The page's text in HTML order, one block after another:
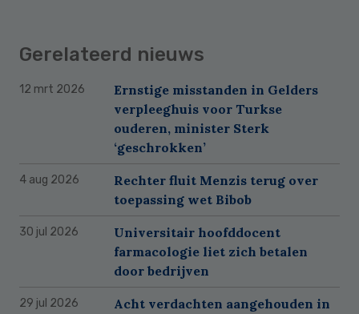
Gerelateerd nieuws
12 mrt 2026
Ernstige misstanden in Gelders
verpleeghuis voor Turkse
ouderen, minister Sterk
‘geschrokken’
4 aug 2026
Rechter fluit Menzis terug over
toepassing wet Bibob
30 jul 2026
Universitair hoofddocent
farmacologie liet zich betalen
door bedrijven
29 jul 2026
Acht verdachten aangehouden in